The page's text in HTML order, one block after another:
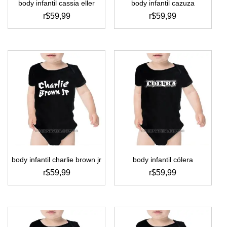
produto
body infantil cassia eller
r$59,99
este
tem
várias
variantes.
as
opções
podem
escolhidas
na
página
produto
body infantil cazuza
r$59,99
este
tem
várias
variantes.
as
opções
podem
escolhidas
na
página
produto
body infantil charlie brown jr
r$59,99
este
tem
várias
body infantil cólera
r$59,99
este
tem
várias